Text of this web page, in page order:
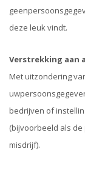
deze leuk vindt.
Verstrekking aan
Met uitzondering
bedrijven of
(bijvoorbeeld als
misdrijf).